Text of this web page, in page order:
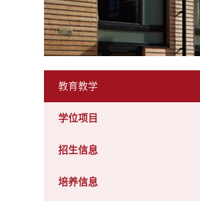
教育教学
学位项目
招生信息
培养信息